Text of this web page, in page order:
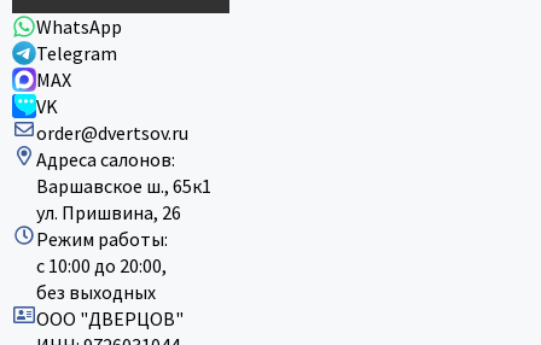
WhatsApp
Telegram
MAX
VK
order@dvertsov.ru
Адреса салонов:
Варшавское ш., 65к1
ул. Пришвина, 26
Режим работы:
с 10:00 до 20:00,
без выходных
ООО "ДВЕРЦОВ"